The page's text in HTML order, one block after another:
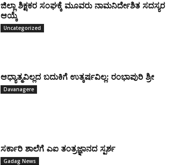
ಜಿಲ್ಲಾ ಶಿಕ್ಷಕರ ಸಂಘಕ್ಕೆ ಮೂವರು ನಾಮನಿರ್ದೇಶಿತ ಸದಸ್ಯರ
ಆಯ್ಕೆ
Uncategorized
ಆಧ್ಯಾತ್ಮವಿಲ್ಲದ ಬದುಕಿಗೆ ಉತ್ಕರ್ಷವಿಲ್ಲ: ರಂಭಾಪುರಿ ಶ್ರೀ
Davanagere
ಸರ್ಕಾರಿ ಶಾಲೆಗೆ ಎಐ ತಂತ್ರಜ್ಞಾನದ ಸ್ಪರ್ಶ
Gadag News